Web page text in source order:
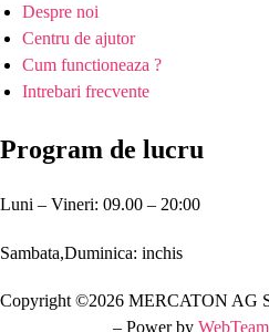
Despre noi
Centru de ajutor
Cum functioneaza ?
Intrebari frecvente
Program de lucru
Luni – Vineri: 09.00 – 20:00
Sambata,Duminica: inchis
Copyright ©2026 MERCATON AG
– Power by